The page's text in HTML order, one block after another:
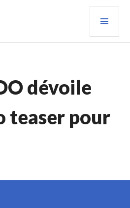
dévoile
teaser pour